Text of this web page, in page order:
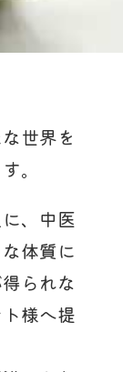
世界を
。
、中医
体質に
られな
様へ提